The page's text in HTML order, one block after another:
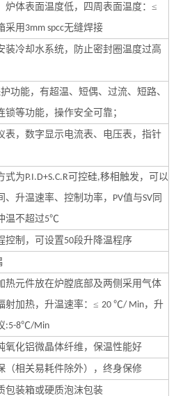
炉体表面温度低，四周表面温度：≤
采用 3mm spcc无缝焊接
装冷却水系统，防止密封圈温度过高
功能，有超温、短偶、过流、短路、
锁等功能，操作安全可靠；
表，数字显示电流表、电压表，指针
式为P.I.D+S.C.R 可控硅,移相触发，可以
、升温速率、控制功率， PV值与SV同
温不超过5℃
控制，可设置50段升降温程序
热元件放在炉膛底部及两侧采用气体
射加热，升温速率：≤ 20 ℃/ Min，升
:5-8℃/Min
氧化铝微晶体纤维，保温性能好
（相关易耗件除外），终身保修
包装箱或硬质泡沫包装